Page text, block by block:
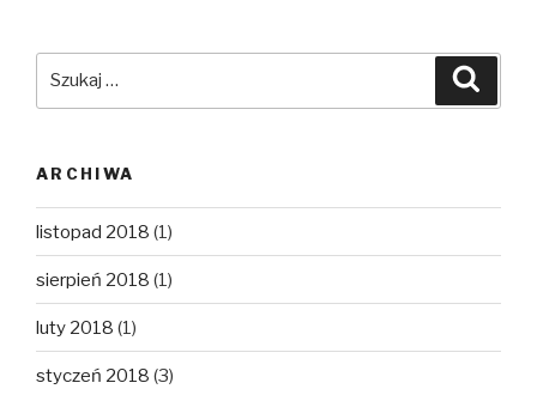
ARCHIWA
listopad 2018 (1)
sierpień 2018 (1)
luty 2018 (1)
styczeń 2018 (3)